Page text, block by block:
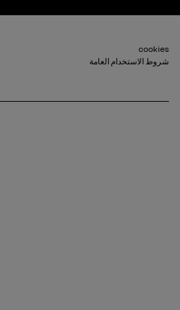
Footer_2
cookies
شروط الاستخدام العامة